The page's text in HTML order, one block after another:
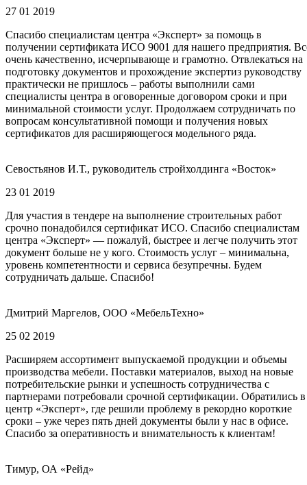
27 01 2019
Спасибо специалистам центра «Эксперт» за помощь в
получении сертификата ИСО 9001 для нашего предприятия.
очень качественно, исчерпывающе и грамотно. Отвлекаться на
подготовку документов и прохождение экспертиз руководству
практически не пришлось – работы выполнили сами
специалисты центра в оговоренные договором сроки и при
минимальной стоимости услуг. Продолжаем сотрудничать по
вопросам консультативной помощи и получения новых
сертификатов для расширяющегося модельного ряда.
Севостьянов И.Т., руководитель стройхолдинга «Восток»
23 01 2019
Для участия в тендере на выполнение строительных работ
срочно понадобился сертификат ИСО. Спасибо специалистам
центра «Эксперт» — пожалуй, быстрее и легче получить этот
документ больше не у кого. Стоимость услуг – минимальна,
уровень компетентности и сервиса безупречны. Будем
сотрудничать дальше. Спасибо!
Дмитрий Маргелов, ООО «МебельТехно»
25 02 2019
Расширяем ассортимент выпускаемой продукции и объемы
производства мебели. Поставки материалов, выход на новые
потребительские рынки и успешность сотрудничества с
партнерами потребовали срочной сертификации. Обратились в
центр «Эксперт», где решили проблему в рекордно короткие
сроки – уже через пять дней документы были у нас в офисе.
Спасибо за оперативность и внимательность к клиентам!
Тимур, ОА «Рейд»